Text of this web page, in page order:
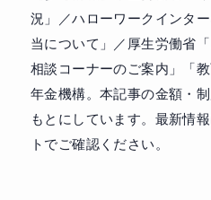
況」／ハローワークインタ
当について」／厚生労働省
相談コーナーのご案内」「
年金機構。本記事の金額・
もとにしています。最新情
トでご確認ください。